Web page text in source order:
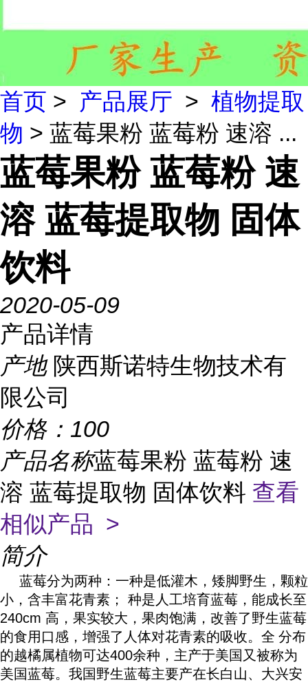
首页 > 产品展厅 > 植物提取
物 > 蓝莓果粉 蓝莓粉 速溶 ...
蓝莓果粉 蓝莓粉 速
溶 蓝莓提取物 固体
饮料
2020-05-09
产品详情
产地 陕西斯诺特生物技术有
限公司
价格： 100
产品名称蓝莓果粉 蓝莓粉 速
溶 蓝莓提取物 固体饮料 查看
相似产品 >
简介
蓝莓分为两种：一种是低灌木，矮脚野生，颗粒
小，含丰富花青素 ； 种是人工培育蓝莓，能成长至
240cm 高，果实较大，果肉饱满，改善了野生蓝莓
的食用口感，增强了人体对花青素的吸收。全 分布
的越橘属植物可达400余种，主产于美国又被称为
美国蓝莓。我国野生蓝莓主要产在长白山、 大兴安